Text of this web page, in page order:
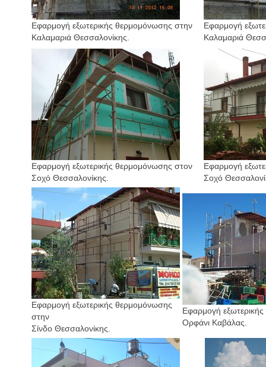
Εφαρμογή εξωτερικής θερμομόνωσης στην
Καλαμαριά Θεσσαλονίκης.
Εφαρμογή
Καλαμαριά
Εφαρμογή εξωτερικής θερμομόνωσης στον
Σοχό Θεσσαλονίκης.
Εφαρμογή
Σοχό
Εφαρμογή εξωτερικής θερμομόνωσης
στην
Σίνδο Θεσσαλονίκης.
Εφαρμογή
Ορφάνι Καβάλας.